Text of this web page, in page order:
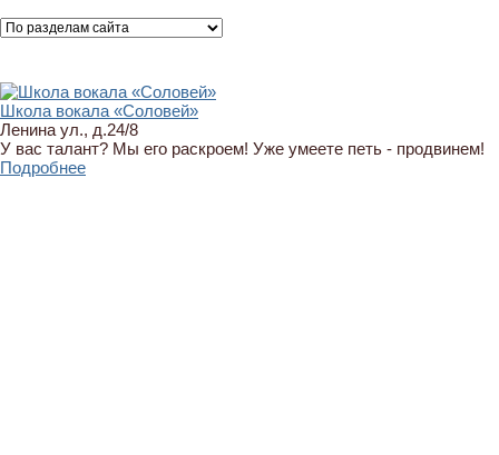
Школа вокала «Соловей»
Ленина ул., д.24/8
У вас талант? Мы его раскроем! Уже умеете петь - продвинем!
Подробнее